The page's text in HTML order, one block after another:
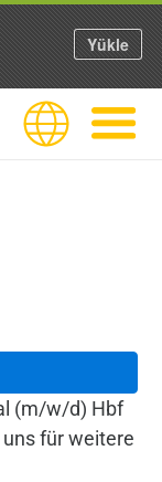
Dil
(m/w/d) Hbf
für weitere
Yükle